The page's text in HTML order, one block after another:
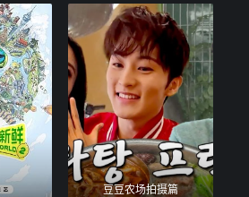
豆豆农场拍摄篇